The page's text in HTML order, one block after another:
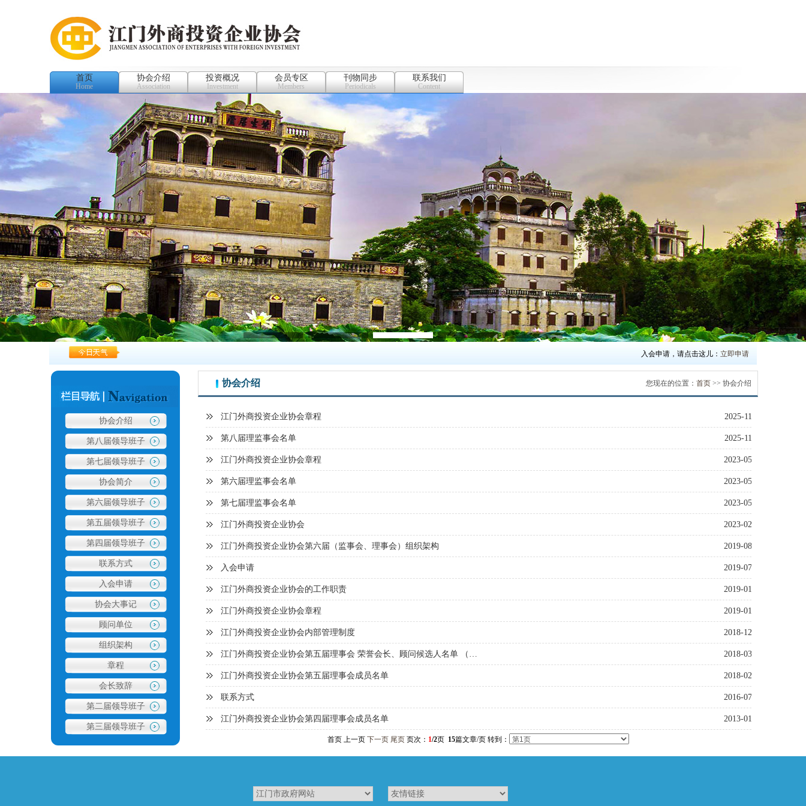
首页
Home
协会介绍
Association
投资概况
Investment
会员专区
Members
刊物同步
Periodicals
联系我们
Content
1 2
入会申请，请点击这儿： 立即申请
协会介绍
第八届领导班子
第七届领导班子
协会简介
第六届领导班子
第五届领导班子
第四届领导班子
联系方式
入会申请
协会大事记
顾问单位
组织架构
章程
会长致辞
第二届领导班子
第三届领导班子
协会介绍 您现在的位置： 首页 >> 协会介绍
江门外商投资企业协会章程 2025-11-04
第八届理监事会名单 2025-11-04
江门外商投资企业协会章程 2023-05-25
第六届理监事会名单 2023-05-25
第七届理监事会名单 2023-05-25
江门外商投资企业协会 2023-02-27
江门外商投资企业协会第六届（监事会、理事会）组织架构 2019-08-26
入会申请 2019-07-02
江门外商投资企业协会的工作职责 2019-01-09
江门外商投资企业协会章程 2019-01-08
江门外商投资企业协会内部管理制度 2018-12-13
江门外商投资企业协会第五届理事会 荣誉会长、顾问候选人名单 （… 2018-03-01
江门外商投资企业协会第五届理事会成员名单 2018-02-28
联系方式 2016-07-08
江门外商投资企业协会第四届理事会成员名单 2013-01-09
首页 上一页 下一页 尾页 页次： 1/2页 15篇文章/页 转到：